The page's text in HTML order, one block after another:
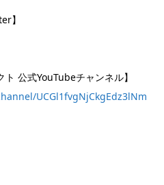
】
ト 公式YouTubeチャンネル】
UCGl1fvgNjCkgEdz3lNm